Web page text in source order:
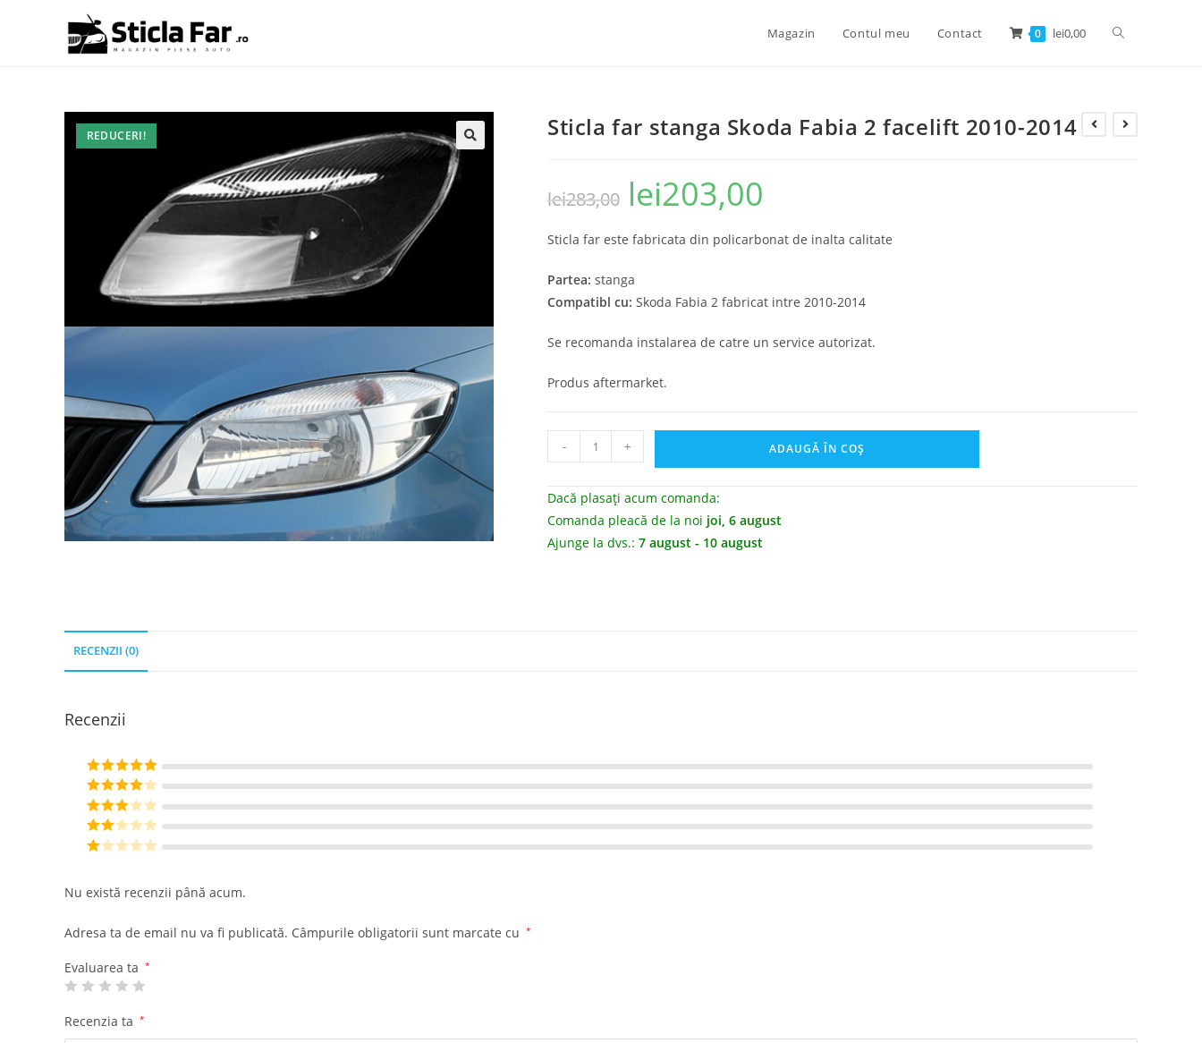
Magazin Contul meu Contact 0 lei0,00
REDUCERI! Sticla far stanga Skoda Fabia 2 facelift 2010-2014
lei283,00 lei203,00
Sticla far este fabricata din policarbonat de inalta calitate
Partea: stanga
Compatibl cu: Skoda Fabia 2 fabricat intre 2010-2014
Se recomanda instalarea de catre un service autorizat.
Produs aftermarket.
- + ADAUGĂ ÎN COȘ
Dacă plasați acum comanda:
Comanda pleacă de la noi joi, 6 august
Ajunge la dvs.: 7 august - 10 august
RECENZII (0)
Recenzii
Evaluat la5
din 5
Evaluat la
4din 5
Evaluat
la3din
Eval
di
5
Nu există recenzii până acum.
Adresa ta de email nu va fi publicată. Câmpurile obligatorii sunt marcate cu *
Evaluarea ta *
Recenzia ta *